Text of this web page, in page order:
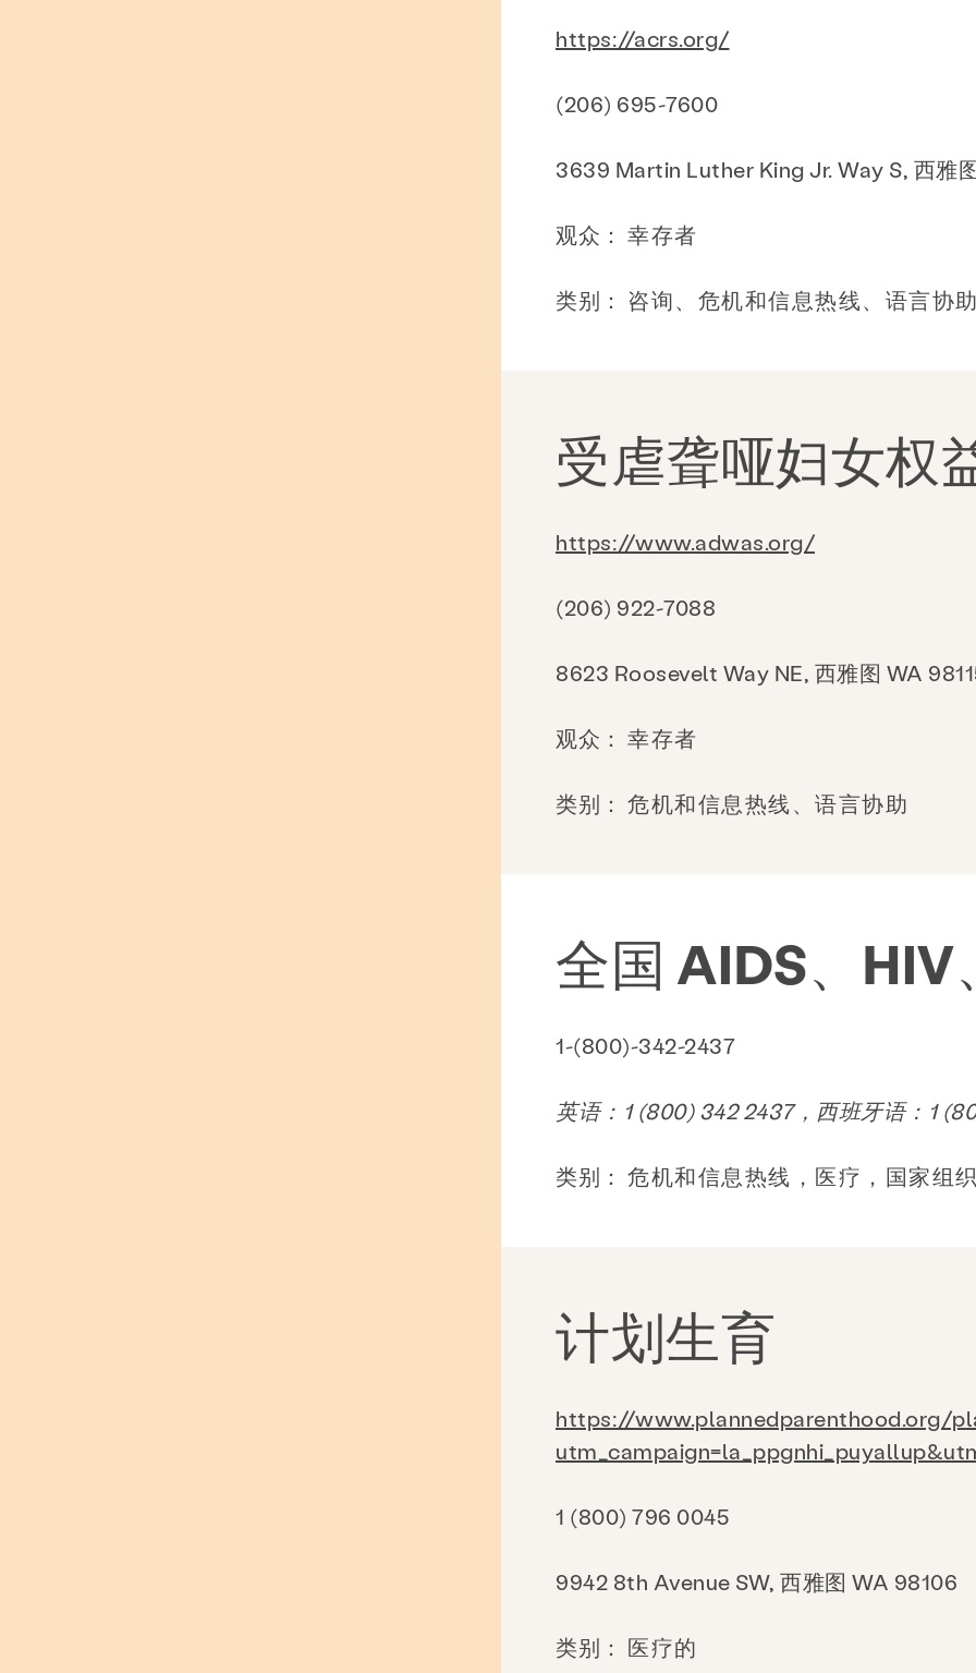
预防与教育
新闻与博客 接触
https://acrs.org/
(206) 695-7600
3639 Martin Luther King Jr. Way S, 西雅
观众： 幸存者
类别： 咨询、危机和信息热线、语言协
受虐聋哑妇女权
https://www.adwas.org/
(206) 922-7088
8623 Roosevelt Way NE, 西雅图 WA
观众： 幸存者
类别： 危机和信息热线、语言协助
全国 AIDS、HIV
1-(800)-342-2437
英语：1 (800) 342 2437，西班牙语：1
类别： 危机和信息热线，医疗，国家组
计划生育
https://www.plannedparenthood.org/
1 (800) 796 0045
9942 8th Avenue SW, 西雅图 WA 98106
类别： 医疗的